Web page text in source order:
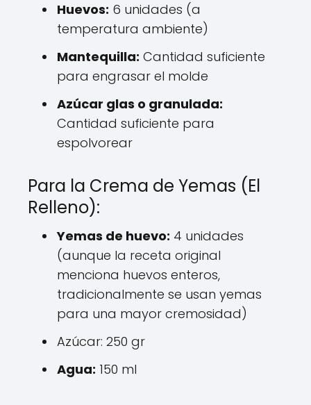
Huevos: 6 unidades (a
temperatura ambiente)
Mantequilla: Cantidad suficiente
para engrasar el molde
Azúcar glas o granulada:
Cantidad suficiente para
espolvorear
Para la Crema de Yemas (El
Relleno):
Yemas de huevo: 4 unidades
(aunque la receta original
menciona huevos enteros,
tradicionalmente se usan yemas
para una mayor cremosidad)
Azúcar: 250 gr
Agua: 150 ml